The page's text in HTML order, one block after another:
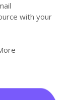
with your